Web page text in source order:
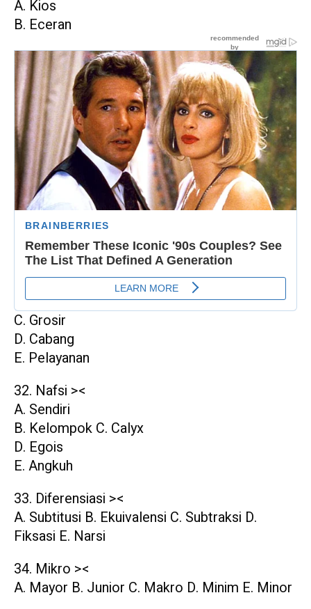
A. Kios
B. Eceran
C. Grosir
D. Cabang
E. Pelayanan
32. Nafsi ><
A. Sendiri
B. Kelompok C. Calyx
D. Egois
E. Angkuh
33. Diferensiasi ><
A. Subtitusi B. Ekuivalensi C. Subtraksi D.
Fiksasi E. Narsi
34. Mikro ><
A. Mayor B. Junior C. Makro D. Minim E. Minor